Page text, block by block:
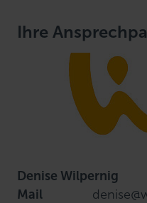
Ihre
Denise Wilpernig
Mail